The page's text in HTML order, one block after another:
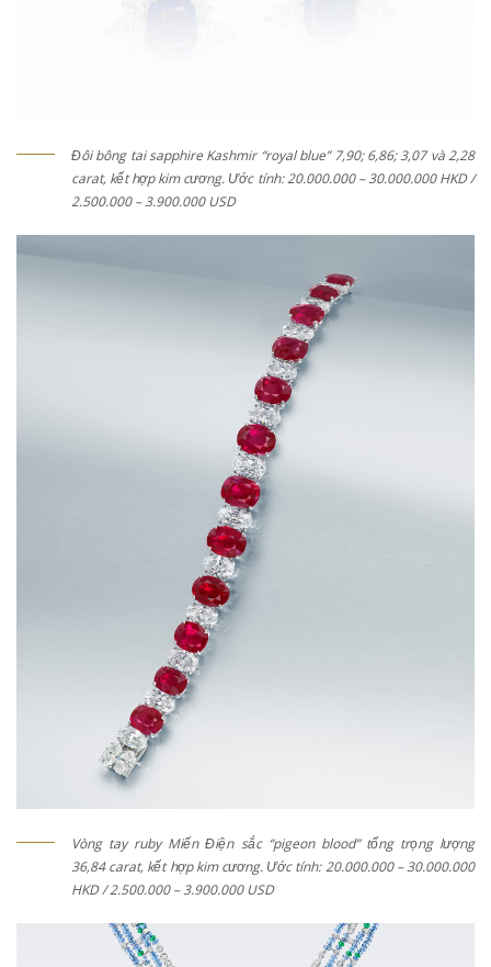
Đôi bông tai sapphire Kashmir “royal blue” 7,90; 6,86; 3,07 và 2,28
carat, kết hợp kim cương. Ước tính: 20.000.000 – 30.000.000 HKD /
2.500.000 – 3.900.000 USD
Vòng tay ruby Miến Điện sắc “pigeon blood” tổng trọng lượng
36,84 carat, kết hợp kim cương. Ước tính: 20.000.000 – 30.000.000
HKD / 2.500.000 – 3.900.000 USD